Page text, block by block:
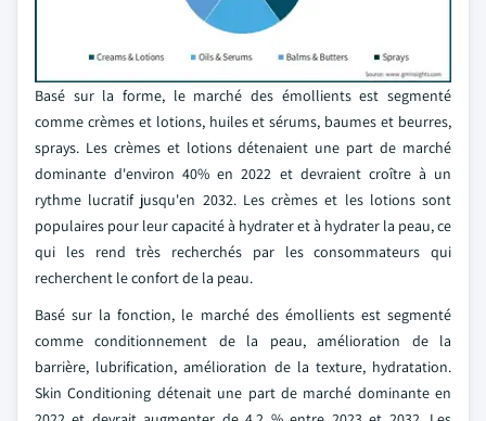
Basé sur la forme, le marché des émollients est segmenté
comme crèmes et lotions, huiles et sérums, baumes et beurres,
sprays. Les crèmes et lotions détenaient une part de marché
dominante d'environ 40% en 2022 et devraient croître à un
rythme lucratif jusqu'en 2032. Les crèmes et les lotions sont
populaires pour leur capacité à hydrater et à hydrater la peau, ce
qui les rend très recherchés par les consommateurs qui
recherchent le confort de la peau.
Basé sur la fonction, le marché des émollients est segmenté
comme conditionnement de la peau, amélioration de la
barrière, lubrification, amélioration de la texture, hydratation.
Skin Conditioning détenait une part de marché dominante en